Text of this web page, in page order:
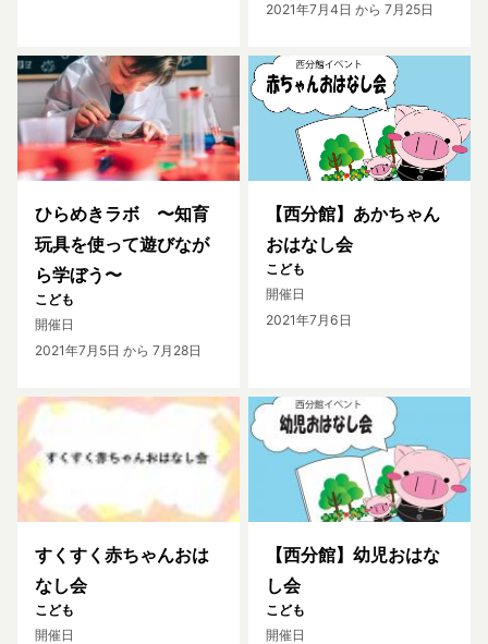
2021年7月4日 から 7月25日
ひらめきラボ 〜知育
玩具を使って遊びなが
ら学ぼう〜
こども
開催日
2021年7月5日 から 7月28日
【西分館】あかちゃん
おはなし会
こども
開催日
2021年7月6日
すくすく赤ちゃんおは
なし会
こども
開催日
【西分館】幼児おはな
し会
こども
開催日